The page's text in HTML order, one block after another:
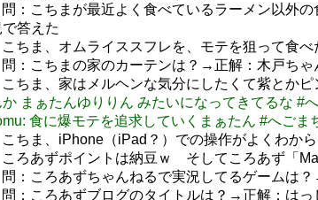
：こちまが最近よく食べているラーメン以
答えた
ちま、オムライススフレを、モテを狙って食べ
：こちまの家のカーテンは？→正解：木戸ちゃ
ちま、家はメルヘンな気分にしたくて紫とかピ
まぁたんゆりりん みたいになってきてるな #
食に爆モテを追求していくまぁたん #へごま
ちま、iPhone（iPad？）での操作がよくわか
ろあずポイントは納豆ｗ そしてころあず「
：ころあずちゃんねるで実況してるゲームは
：ころあずブログのタイトルは？→正解：はっ